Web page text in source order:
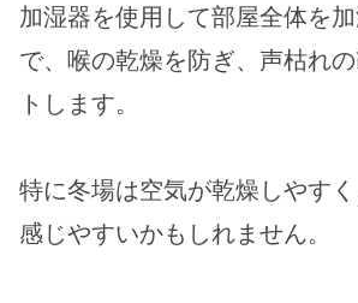
加湿器を使用して部屋全体を
で、喉の乾燥を防ぎ、声枯れ
トします。
特に冬場は空気が乾燥しやす
感じやすいかもしれません。